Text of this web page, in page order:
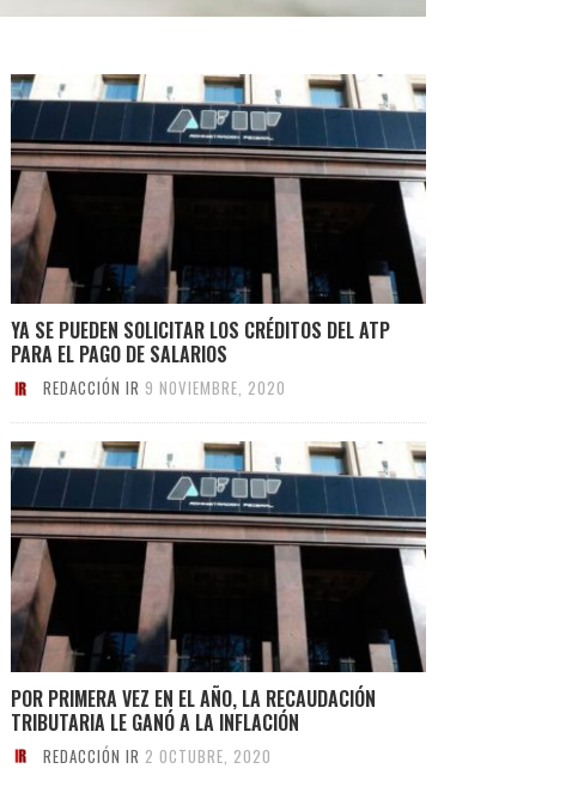
YA SE PUEDEN SOLICITAR LOS CRÉDITOS DEL ATP
PARA EL PAGO DE SALARIOS
REDACCIÓN IR 9 NOVIEMBRE, 2020
POR PRIMERA VEZ EN EL AÑO, LA RECAUDACIÓN
TRIBUTARIA LE GANÓ A LA INFLACIÓN
REDACCIÓN IR 2 OCTUBRE, 2020